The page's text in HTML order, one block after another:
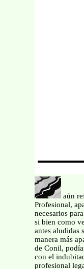
aún
Profesional,
necesarios
si bien como
antes aludidas
manera más
de Conil,
con el
profesional